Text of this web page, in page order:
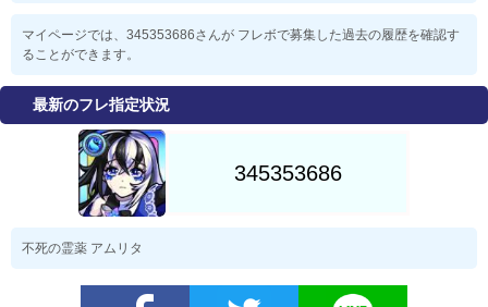
マイページでは、345353686さんが フレボで募集した過去の履歴を確認す
ることができます。
最新のフレ指定状況
不死の霊薬 アムリタ